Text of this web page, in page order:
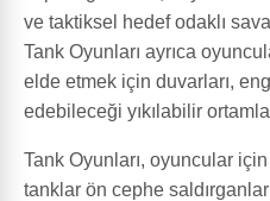
ve taktiksel hedef odaklı
Tank Oyunları ayrıca
elde etmek için duvarları,
edebileceği yıkılabilir
Tank Oyunları, oyuncular
tanklar ön cephe